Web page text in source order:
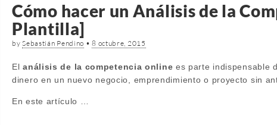
Cómo hacer un Análisis de la
Plantilla]
bySebastián Pendino •8 octubre, 2015
Elanálisis de la competencia online es parte indispensable
dinero en un nuevo negocio, emprendimiento o proyecto sin
En este artículo …